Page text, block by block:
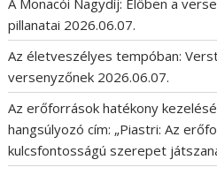
A Monacói Nagydíj: Élőben a
pillanatai 2026.06.07.
Az életveszélyes tempóban:
versenyzőnek 2026.06.07.
Az erőforrások hatékony
hangsúlyozó cím: „Piastri: Az
kulcsfontosságú szerepet